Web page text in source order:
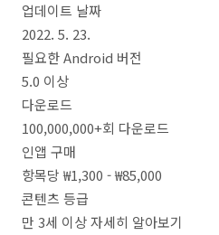
업데이트 날짜
2022. 5. 23.
필요한 Android 버전
5.0 이상
다운로드
100,000,000+회 다운로드
인앱 구매
항목당 ₩1,300 - ₩85,000
콘텐츠 등급
만 3세 이상 자세히 알아보기